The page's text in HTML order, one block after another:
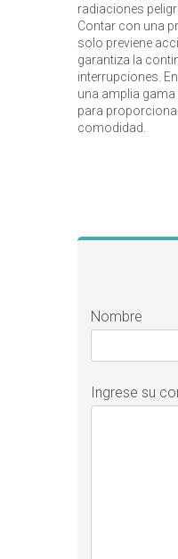
radiaciones
Contar con una
solo previene
garantiza la
interrupciones.
una amplia
para
comodidad.
Nombre
Ingrese su